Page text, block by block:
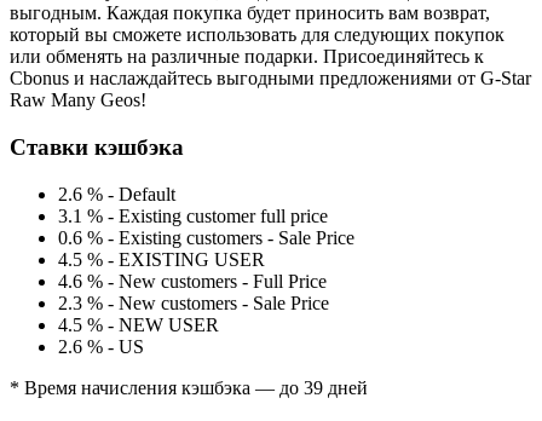
выгодным. Каждая покупка будет приносить вам возврат,
который вы сможете использовать для следующих покупок
или обменять на различные подарки. Присоединяйтесь к
Cbonus и наслаждайтесь выгодными предложениями от G-Star
Raw Many Geos!
Ставки кэшбэка
2.6 % - Default
3.1 % - Existing customer full price
0.6 % - Existing customers - Sale Price
4.5 % - EXISTING USER
4.6 % - New customers - Full Price
2.3 % - New customers - Sale Price
4.5 % - NEW USER
2.6 % - US
* Время начисления кэшбэка — до 39 дней